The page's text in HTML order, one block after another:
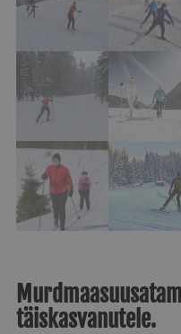
täiskasvanutele.